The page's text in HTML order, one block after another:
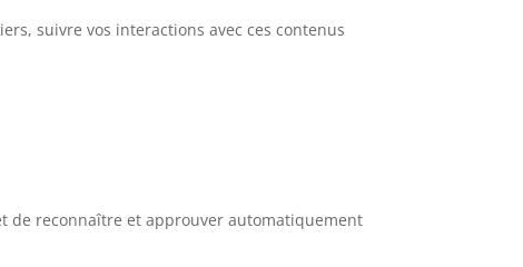
suivre vos interactions avec ces contenus
de reconnaître et approuver automatiquement